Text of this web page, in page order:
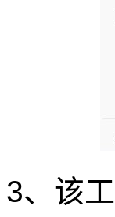
3、该